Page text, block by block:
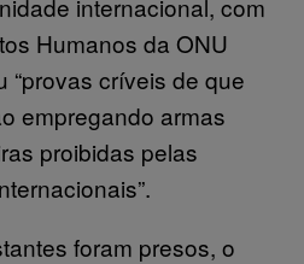
Humanos da ONU
“provas críveis de que
empregando armas
proibidas pelas
foram presos, o